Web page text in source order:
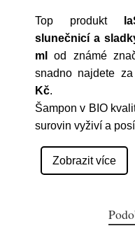
Top produkt
slunečnicí a
ml
od známé
snadno najdete
Kč.
Šampon v BIO
surovin vyživí a
Zobrazit více